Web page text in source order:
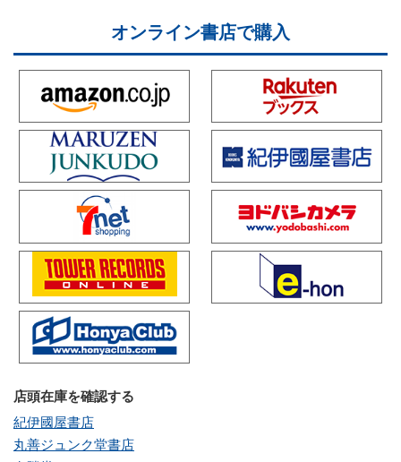
オンライン書店で購入
店頭在庫を確認する
紀伊國屋書店
丸善ジュンク堂書店